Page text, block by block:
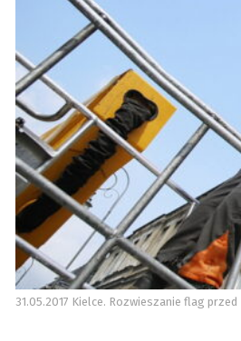
31.05.2017 Kielce. Rozwieszanie flag